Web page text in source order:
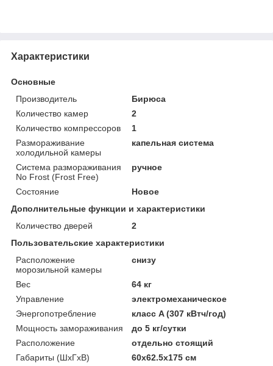
Характеристики
Основные
Производитель
Бирюса
Количество камер
2
Количество компрессоров
1
Размораживание
холодильной камеры
капельная система
Система размораживания
No Frost (Frost Free)
ручное
Состояние
Новое
Дополнительные функции и характеристики
Количество дверей
2
Пользовательские характеристики
Расположение
морозильной камеры
снизу
Вес
64 кг
Управление
электромеханическое
Энергопотребление
класс A (307 кВтч/год)
Мощность замораживания
до 5 кг/cутки
Расположение
отдельно стоящий
Габариты (ШxГxВ)
60x62.5x175 см